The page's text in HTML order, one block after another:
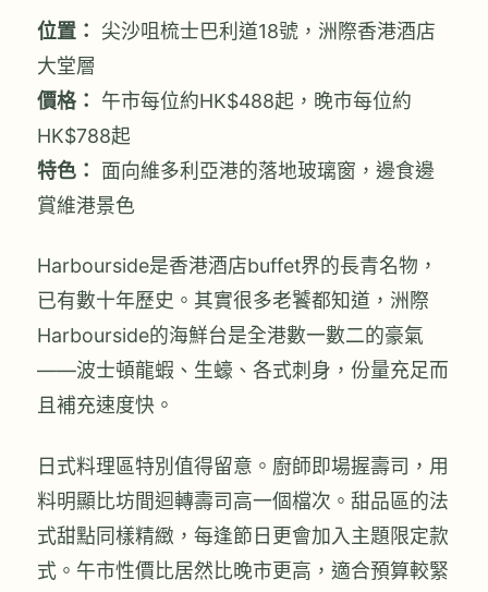
位置：
尖沙咀梳士巴利道18號，洲際香港酒店
大堂層
價格：
午市每位約HK$488起，晚市每位約
HK$788起
特色：
面向維多利亞港的落地玻璃窗，邊食邊
賞維港景色
Harbourside是香港酒店buffet界的長青名物，
已有數十年歷史。其實很多老饕都知道，洲際
Harbourside的海鮮台是全港數一數二的豪氣
——波士頓龍蝦、生蠔、各式刺身，份量充足而
且補充速度快。
日式料理區特別值得留意。廚師即場握壽司，用
料明顯比坊間迴轉壽司高一個檔次。甜品區的法
式甜點同樣精緻，每逢節日更會加入主題限定款
式。午市性價比居然比晚市更高，適合預算較緊